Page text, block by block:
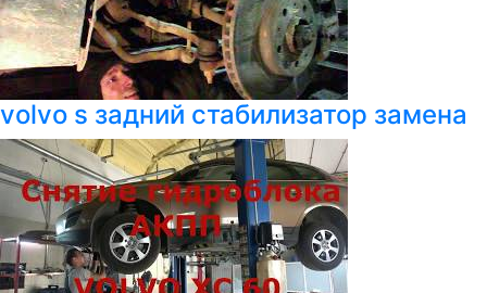
volvo s задний стабилизатор замена